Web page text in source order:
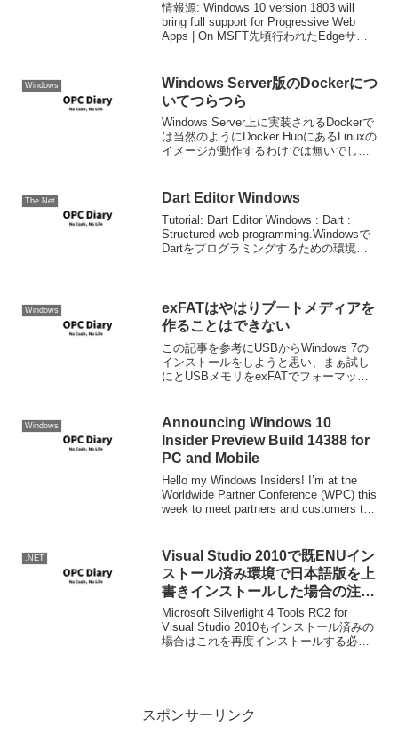
情報源: Windows 10 version 1803 will
bring full support for Progressive Web
Apps | On MSFT先頃行われたEdgeサミ
Windows
Windows Server版のDockerにつ
いてつらつら
Windows Server上に実装されるDockerで
は当然のようにDocker HubにあるLinuxの
イメージが動作するわけでは無いでしょ
TSS(Time Sha...
The Net Dart Editor Windows
Tutorial: Dart Editor Windows : Dart :
Structured web programming.Windowsで
Dartをプログラミングするための環境と
Windows
exFATはやはりブートメディアを
作ることはできない
この記事を参考にUSBからWindows 7の
インストールをしようと思い、まぁ試し
にとUSBメモリをexFATでフォーマット
いわれてやはりだめでした。まぁだめな
ことも...
Windows
Announcing Windows 10
Insider Preview Build 14388 for
PC and Mobile
Hello my Windows Insiders! I’m at the
Worldwide Partner Conference (WPC) this
week to meet partners and customers to
.NET
Visual Studio 2010で既ENUイン
ストール済み環境で日本語版を上
書きインストールした場合の注意
点
Microsoft Silverlight 4 Tools RC2 for
Visual Studio 2010もインストール済みの
場合はこれを再度インストールする必要
スポンサーリンク